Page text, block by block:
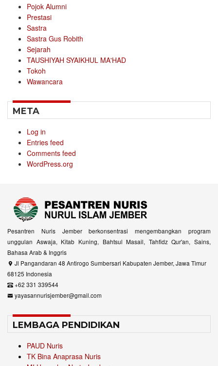
Pojok Alumni
Prestasi
Sastra
Sastra Gus Robith
Sejarah
TAUSHIYAH SYAIKHUL MA'HAD
Tokoh
Wawancara
META
Log in
Entries feed
Comments feed
WordPress.org
Pesantren Nuris Jember berkonsentrasi mengembangkan program
unggulan Aswaja, Kitab Kuning, Bahtsul Masail, Tahfidz Qur'an, Sains,
Bahasa Arab & Inggris
Jl Pangandaran 48 Antirogo Sumbersari Kabupaten Jember, Jawa Timur
68125 Indonesia
+62 331 339544
yayasannurisjember@gmail.com
LEMBAGA PENDIDIKAN
PAUD Nuris
TK Bina Anaprasa Nuris